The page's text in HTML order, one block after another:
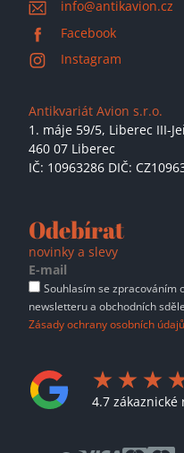
info@antikavion.cz
Facebook
Instagram
Antikvariát Avion s.r.o.
1. máje 59/5, Liberec III-
460 07 Liberec
IČ: 10963286 DIČ:
Odebírat
novinky a slevy
Souhlasím se zpracováním
newsletteru a obchodních
Zásady ochrany osobních údajů
4.7 zákaznické